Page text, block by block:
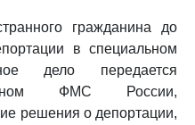
гражданина до
в специальном
дело передается
ФМС России,
решения о депортации,